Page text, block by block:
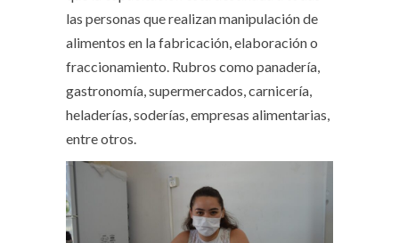
las personas que realizan manipulación de
alimentos en la fabricación, elaboración o
fraccionamiento. Rubros como panadería,
gastronomía, supermercados, carnicería,
heladerías, soderías, empresas alimentarias,
entre otros.